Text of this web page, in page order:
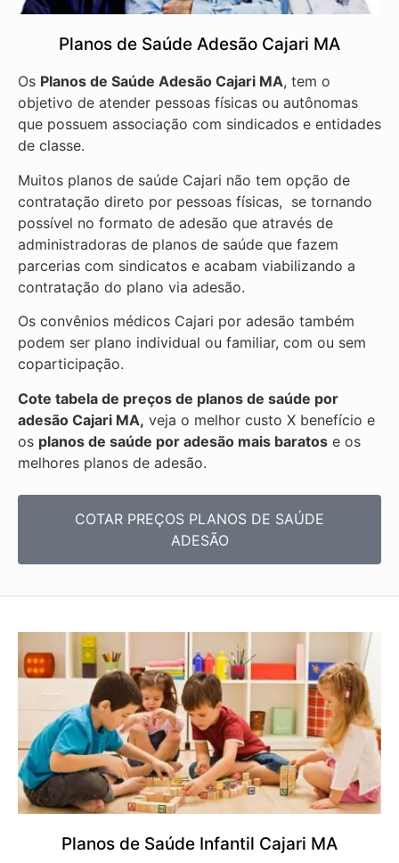
Planos de Saúde Adesão Cajari MA
Os Planos de Saúde Adesão Cajari MA, tem o
objetivo de atender pessoas físicas ou autônomas
que possuem associação com sindicados e entidades
de classe.
Muitos planos de saúde Cajari não tem opção de
contratação direto por pessoas físicas, se tornando
possível no formato de adesão que através de
administradoras de planos de saúde que fazem
parcerias com sindicatos e acabam viabilizando a
contratação do plano via adesão.
Os convênios médicos Cajari por adesão também
podem ser plano individual ou familiar, com ou sem
coparticipação.
Cote tabela de preços de planos de saúde por
adesão Cajari MA, veja o melhor custo X benefício e
os planos de saúde por adesão mais baratos e os
melhores planos de adesão.
COTAR PREÇOS PLANOS DE SAÚDE
ADESÃO
Planos de Saúde Infantil Cajari MA